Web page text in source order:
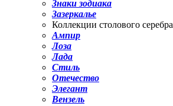
Знаки зодиака
Зазеркалье
Коллекции столового серебра
Ампир
Лоза
Лада
Стиль
Отечество
Элегант
Вензель